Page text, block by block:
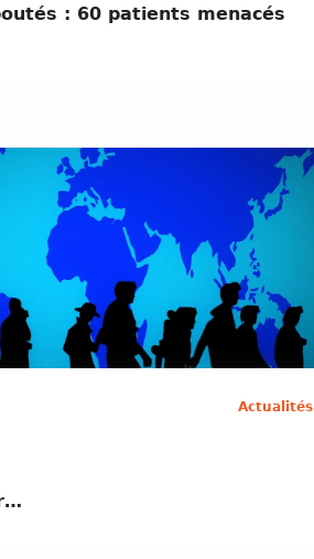
: 60 patients menacés
Actualités